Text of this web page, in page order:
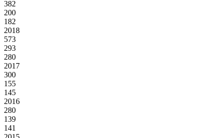
382
200
182
2018
573
293
280
2017
300
155
145
2016
280
139
141